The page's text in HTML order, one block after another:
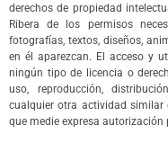
derechos de propiedad
Ribera de los permisos
fotografías, textos, diseños,
en él aparezcan. El acceso y
ningún tipo de licencia o
uso, reproducción,
cualquier otra actividad similar
que medie expresa